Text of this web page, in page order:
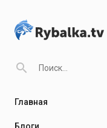
search
Главная